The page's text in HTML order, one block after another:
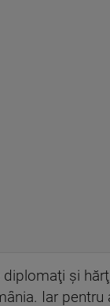
şi
Iar